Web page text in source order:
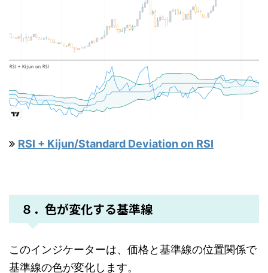
RSI + Kijun/Standard Deviation on RSI
８．色が変化する基準線
このインジケーターは、価格と基準線の位置関係で
基準線の色が変化します。